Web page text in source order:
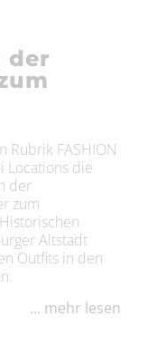
der
Rubrik FASHION
Locations die
der
zum
Altstadt
Outfits in den
... mehr lesen